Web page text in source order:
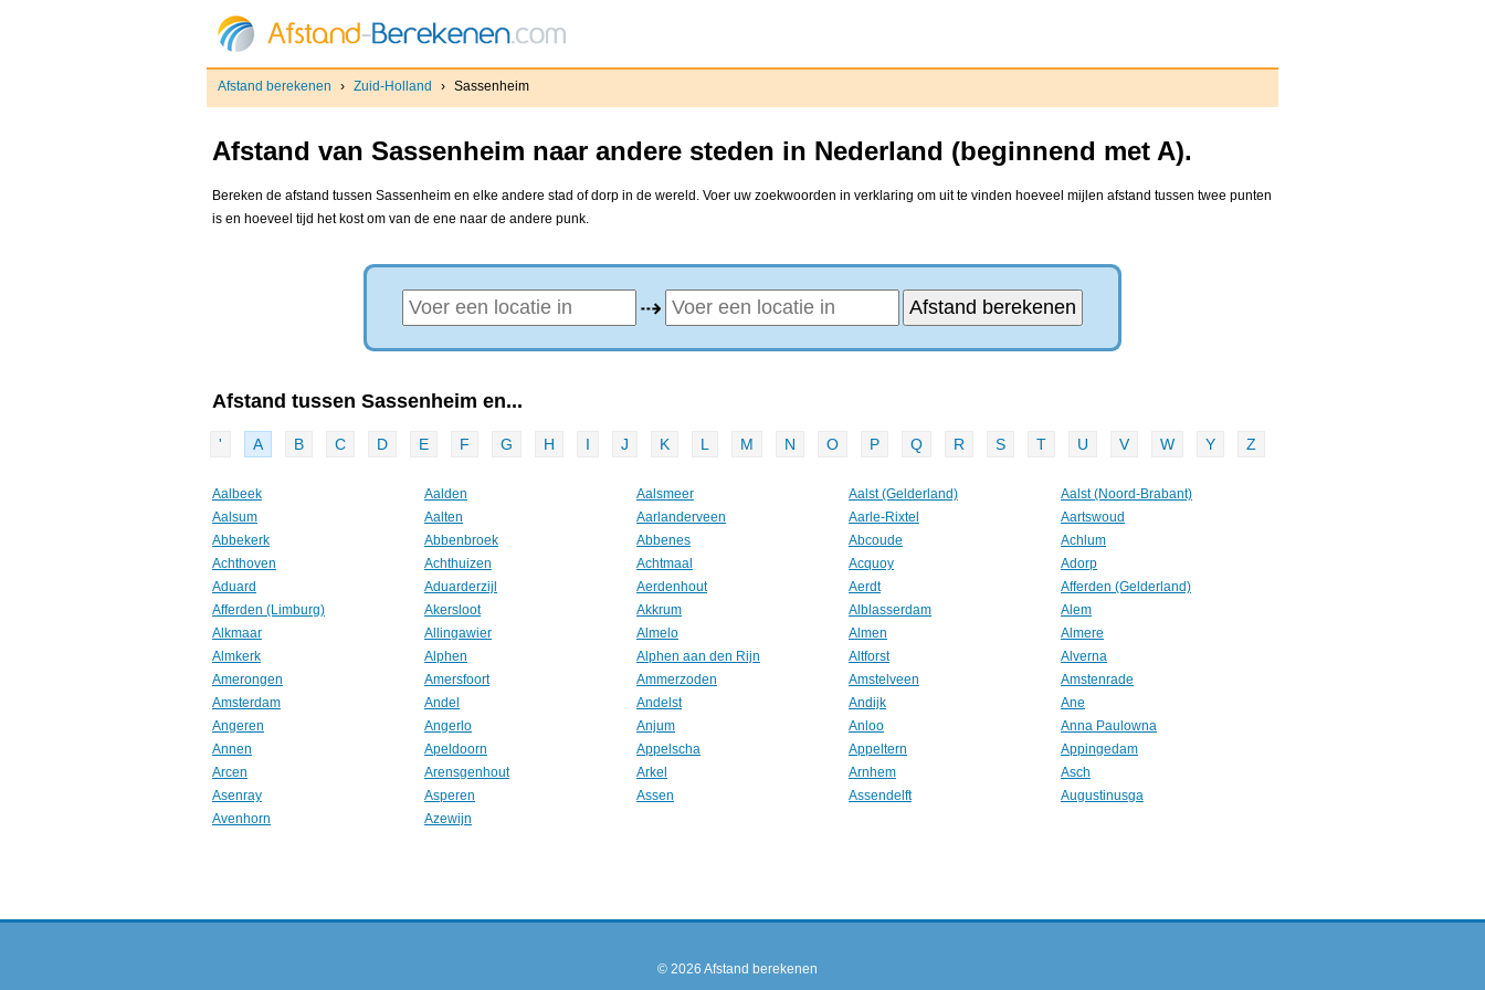
Afstand berekenen › Zuid-Holland › Sassenheim
Afstand van Sassenheim naar andere steden in Nederland (beginnend met A).
Bereken de afstand tussen Sassenheim en elke andere stad of dorp in de wereld. Voer uw zoekwoorden in verklaring om uit te vinden hoeveel mijlen afstand tussen twee punten
is en hoeveel tijd het kost om van de ene naar de andere punk.
⇢
Afstand tussen Sassenheim en...
' A B C D E F G H I J K L M N O P Q R S T U V W Y Z
Aalbeek Aalden Aalsmeer Aalst (Gelderland)
Aalst (Noord-Brabant)
Aalsum
Aalten Aarlanderveen Aarle-Rixtel
Aartswoud
Abbekerk
Abbenbroek Abbenes Abcoude
Achlum
Achthoven
Achthuizen Achtmaal Acquoy
Adorp
Aduard
Aduarderzijl Aerdenhout Aerdt
Afferden (Gelderland)
Afferden (Limburg)
Akersloot Akkrum Alblasserdam
Alem
Alkmaar
Allingawier Almelo Almen
Almere
Almkerk
Alphen Alphen aan den Rijn Altforst
Alverna
Amerongen
Amersfoort Ammerzoden Amstelveen
Amstenrade
Amsterdam
Andel Andelst Andijk
Ane
Angeren
Angerlo Anjum Anloo
Anna Paulowna
Annen
Apeldoorn Appelscha Appeltern
Appingedam
Arcen
Arensgenhout Arkel Arnhem
Asch
Asenray
Asperen Assen Assendelft
Augustinusga
Avenhorn
Azewijn
© 2026 Afstand berekenen